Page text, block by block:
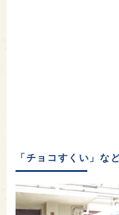
「チョコすくい」な